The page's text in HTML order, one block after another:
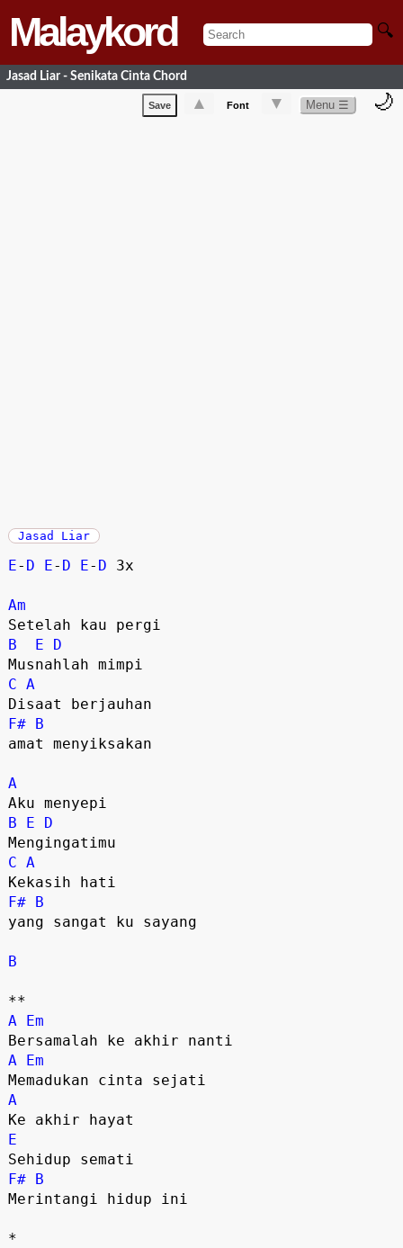
Malaykord 🔍
Jasad Liar - Senikata Cinta Chord
Save ▲ Font ▼ Menu ☰ 🌙
Jasad Liar
E- D E- D E- D 3x
Am
Setelah kau pergi
B
E
D
Musnahlah mimpi
C A
Disaat berjauhan
F# B
amat menyiksakan
A
Aku menyepi
B
E
D
Mengingatimu
C A
Kekasih hati
F# B
yang sangat ku sayang
B
**
A Em
Bersamalah ke akhir nanti
A Em
Memadukan cinta sejati
A
Ke akhir hayat
E
Sehidup semati
F# B
Merintangi hidup ini
*